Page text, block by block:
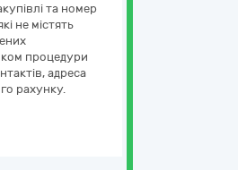
та номер
не містять
процедури
адреса
рахунку.